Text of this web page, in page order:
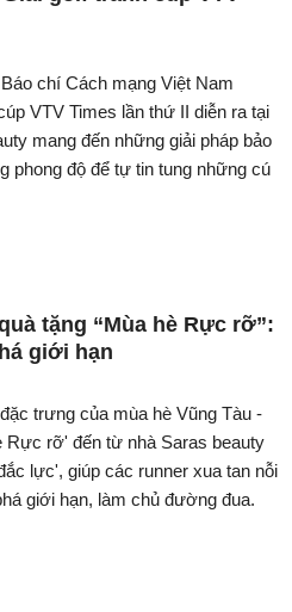
chí Cách mạng Việt Nam
VTV Times lần thứ II diễn ra tại
mang đến những giải pháp bảo
phong độ để tự tin tung những cú
tặng “Mùa hè Rực rỡ”:
giới hạn
trưng của mùa hè Vũng Tàu -
Rực rỡ' đến từ nhà Saras beauty
lực', giúp các runner xua tan nỗi
giới hạn, làm chủ đường đua.